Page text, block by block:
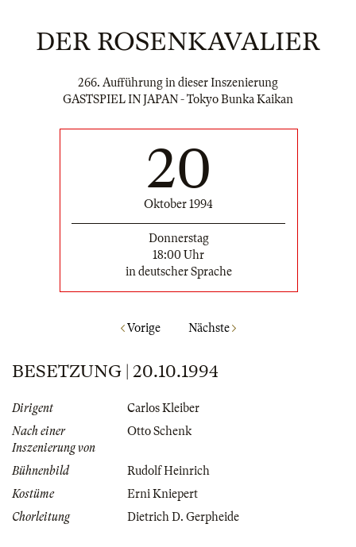
DER ROSENKAVALIER
266. Aufführung in dieser Inszenierung
GASTSPIEL IN JAPAN - Tokyo Bunka Kaikan
20
Oktober 1994
Donnerstag
18:00 Uhr
in deutscher Sprache
Vorige Nächste
BESETZUNG | 20.10.1994
Dirigent
Carlos Kleiber
Nach einer
Inszenierung von
Otto Schenk
Bühnenbild
Rudolf Heinrich
Kostüme
Erni Kniepert
Chorleitung
Dietrich D. Gerpheide